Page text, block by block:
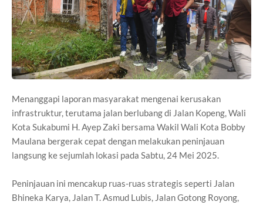
Menanggapi laporan masyarakat mengenai kerusakan
infrastruktur, terutama jalan berlubang di Jalan Kopeng, Wali
Kota Sukabumi H. Ayep Zaki bersama Wakil Wali Kota Bobby
Maulana bergerak cepat dengan melakukan peninjauan
langsung ke sejumlah lokasi pada Sabtu, 24 Mei 2025.
Peninjauan ini mencakup ruas-ruas strategis seperti Jalan
Bhineka Karya, Jalan T. Asmud Lubis, Jalan Gotong Royong,